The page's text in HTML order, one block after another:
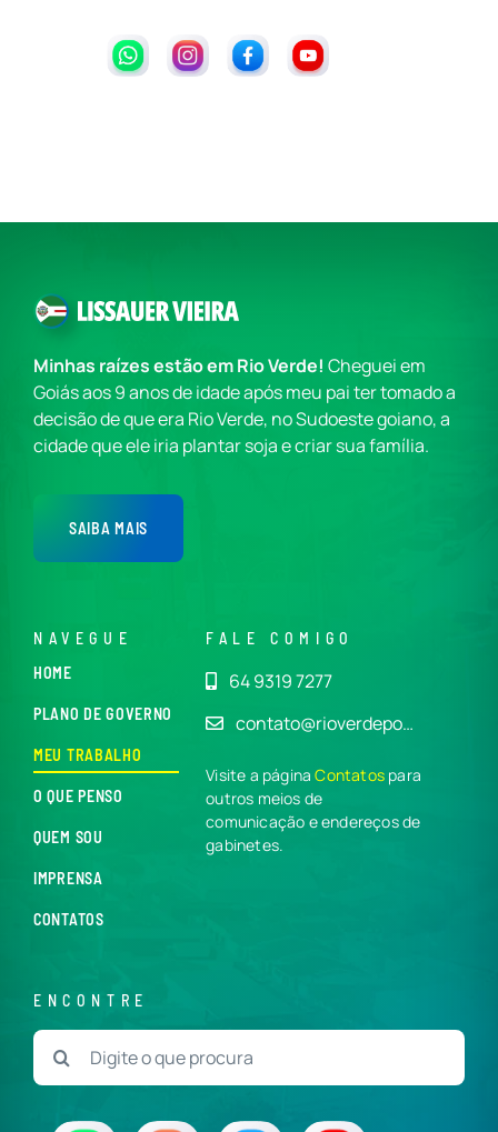
Minhas raízes estão em Rio Verde! Cheguei em
Goiás aos 9 anos de idade após meu pai ter tomado a
decisão de que era Rio Verde, no Sudoeste goiano, a
cidade que ele iria plantar soja e criar sua família.
SAIBA MAIS
NAVEGUE
HOME
PLANO DE GOVERNO
MEU TRABALHO
O QUE PENSO
QUEM SOU
IMPRENSA
CONTATOS
FALE COMIGO
64 9319 7277
contato@rioverdepo…
Visite a páginaContatos para
outros meios de
comunicação e endereços de
gabinetes.
ENCONTRE
Buscar
resultados